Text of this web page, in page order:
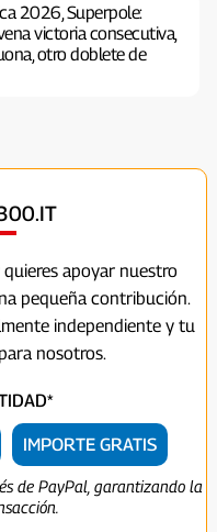
2026, Superpole:
victoria consecutiva,
otro doblete de
apoyar nuestro
pequeña contribución.
independiente y tu
nosotros.
IMPORTE GRATIS
de PayPal, garantizando la